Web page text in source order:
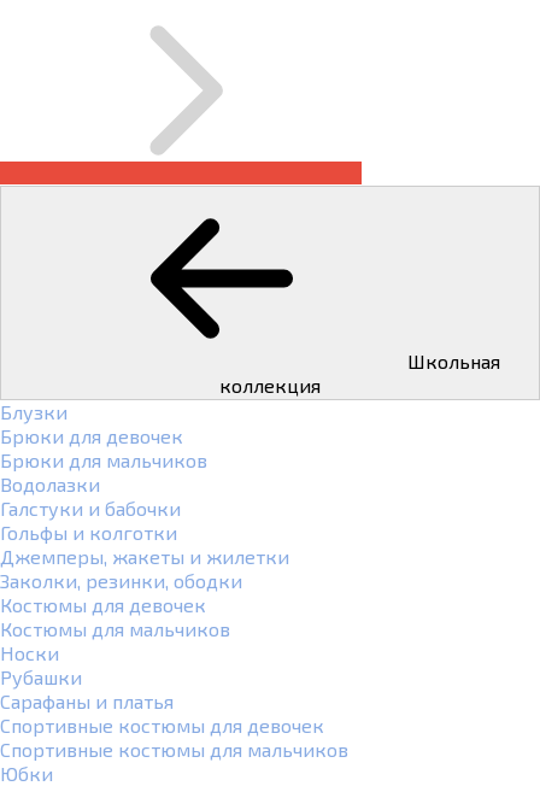
коллекция
Блузки
Брюки для девочек
Брюки для мальчиков
Водолазки
Галстуки и бабочки
Гольфы и колготки
Джемперы, жакеты и жилетки
Заколки, резинки, ободки
Костюмы для девочек
Костюмы для мальчиков
Носки
Рубашки
Сарафаны и платья
Спортивные костюмы для девочек
Спортивные костюмы для мальчиков
Юбки